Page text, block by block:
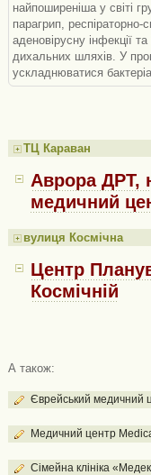
найпоширеніша у світі
парагрип, респіраторно-
аденовірусну інфекції
дихальних шляхів. У
ускладнюватися
ТЦ Караван
Аврора ДРТ,
медичний
вулиця Космічна
Центр
Космічній
А також:
Єврейський медичний
Медичний центр
Сімейна клініка